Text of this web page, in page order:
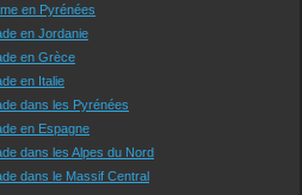
en Pyrénées
en Jordanie
en Grèce
en Italie
dans les Pyrénées
en Espagne
dans les Alpes du Nord
dans le Massif Central